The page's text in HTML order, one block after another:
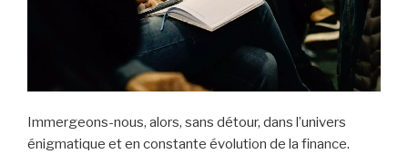
Immergeons-nous, alors, sans détour, dans l’univers
énigmatique et en constante évolution de la finance.